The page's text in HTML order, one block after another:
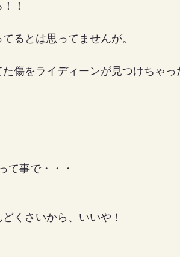
！
るとは思ってませんが。
傷をライディーンが見つけちゃっ
て事で・・・
くさいから、いいや！